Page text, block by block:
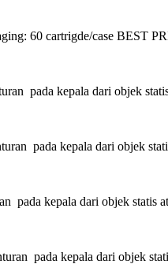
60 cartrigde/case BEST
pada kepala dari objek
pada kepala dari objek
pada kepala dari objek statis
pada kepala dari objek